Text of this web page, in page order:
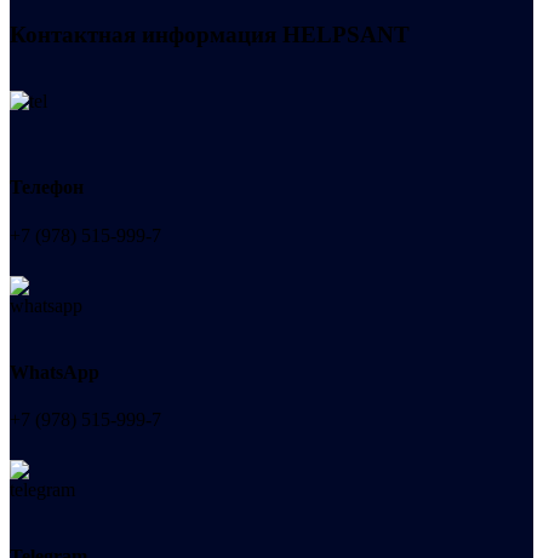
Контактная информация HELPSANT
Телефон
+7 (978) 515-999-7
WhatsApp
+7 (978) 515-999-7